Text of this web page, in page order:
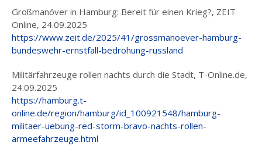
Großmanöver in Hamburg: Bereit für einen Krieg?, ZEIT
Online, 24.09.2025
https://www.zeit.de/2025/41/grossmanoever-hamburg-
bundeswehr-ernstfall-bedrohung-russland
Militärfahrzeuge rollen nachts durch die Stadt, T-Online.de,
24.09.2025
https://hamburg.t-
online.de/region/hamburg/id_100921548/hamburg-
militaer-uebung-red-storm-bravo-nachts-rollen-
armeefahrzeuge.html